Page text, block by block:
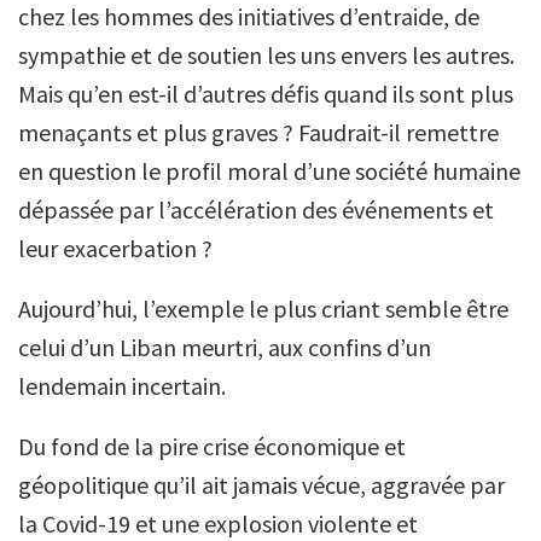
chez les hommes des initiatives d’entraide, de
sympathie et de soutien les uns envers les autres.
Mais qu’en est-il d’autres défis quand ils sont plus
menaçants et plus graves ? Faudrait-il remettre
en question le profil moral d’une société humaine
dépassée par l’accélération des événements et
leur exacerbation ?
Aujourd’hui, l’exemple le plus criant semble être
celui d’un Liban meurtri, aux confins d’un
lendemain incertain.
Du fond de la pire crise économique et
géopolitique qu’il ait jamais vécue, aggravée par
la Covid-19 et une explosion violente et